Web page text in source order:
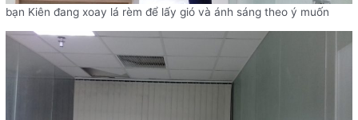
bạn Kiên đang xoay lá rèm để lấy gió và ánh sáng theo ý muốn